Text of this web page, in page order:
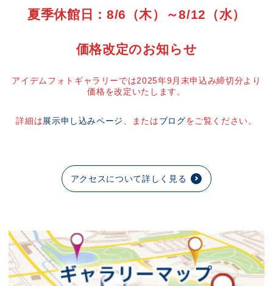
夏季休館日：8/6（木）～8/12（水）
価格改定のお知らせ
アイデムフォトギャラリーでは2025年9月末申込み締切分より
価格を改定いたします。
詳細は展示申し込みページ 、またはブログをご覧ください。
アクセスについて詳しく見る